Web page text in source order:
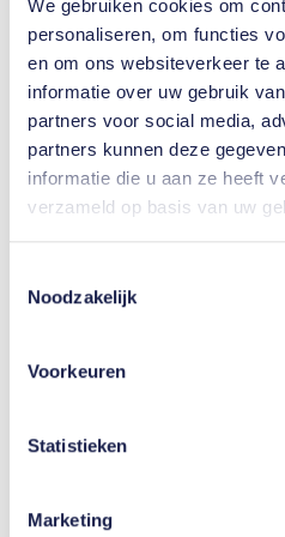
We gebruiken cookies om
personaliseren, om functies
en om ons websiteverkeer te
informatie over uw gebruik
partners voor social media,
partners kunnen deze
informatie die u aan ze heeft
verzameld op basis van uw
Noodzakelijk
Voorkeuren
Statistieken
Marketing
Gerelateerde teams
Gerelateerde sporters